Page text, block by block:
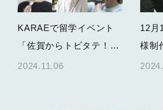
KARAEで留学イベント
「佐賀からトビタテ！世
界へ」開催
2024.11.06
12月
様制
生き